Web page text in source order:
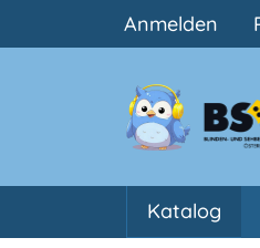
Anmelden
Katalog